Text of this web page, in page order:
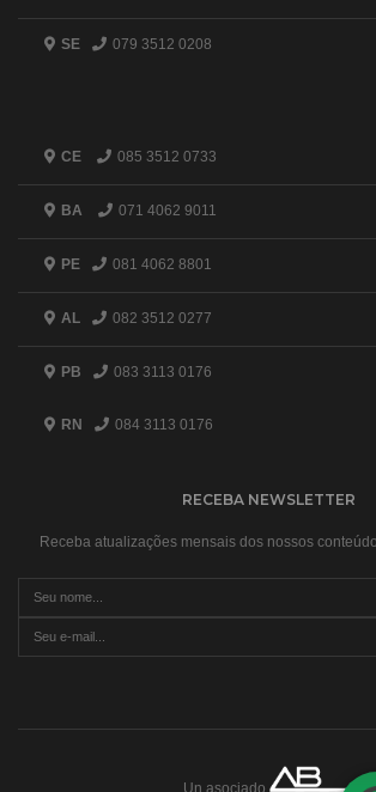
SE 079 3512 0208
CE 085 3512 0733
BA 071 4062 9011
PE 081 4062 8801
AL 082 3512 0277
PB 083 3113 0176
RN 084 3113 0176
RECEBA NEWSLETTER
Receba atualizações mensais dos nossos
Un asociado